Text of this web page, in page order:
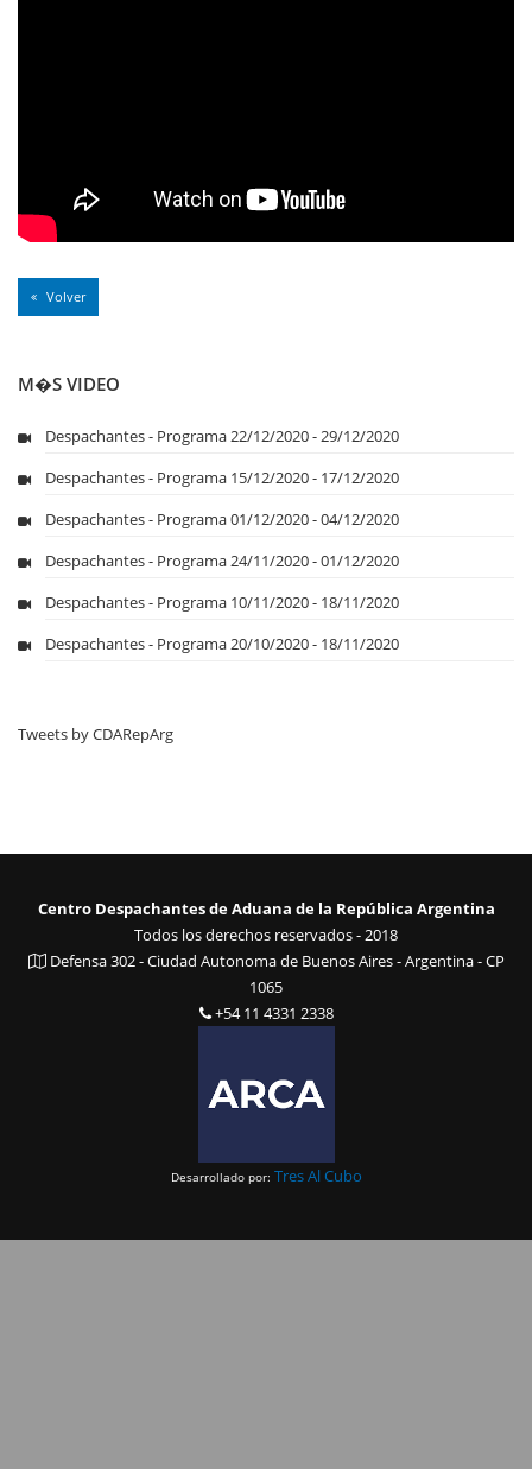
Volver
M�S VIDEO
Despachantes - Programa 22/12/2020 - 29/12/2020
Despachantes - Programa 15/12/2020 - 17/12/2020
Despachantes - Programa 01/12/2020 - 04/12/2020
Despachantes - Programa 24/11/2020 - 01/12/2020
Despachantes - Programa 10/11/2020 - 18/11/2020
Despachantes - Programa 20/10/2020 - 18/11/2020
Tweets by CDARepArg
Centro Despachantes de Aduana de la República Argentina
Todos los derechos reservados - 2018
Defensa 302 - Ciudad Autonoma de Buenos Aires - Argentina - CP
1065
+54 11 4331 2338
Desarrollado por: Tres Al Cubo